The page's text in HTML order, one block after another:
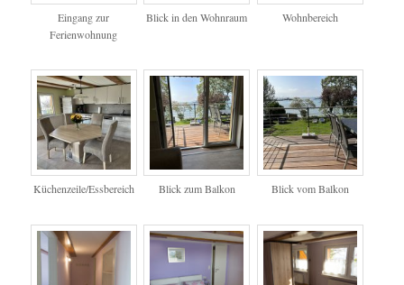
Eingang zur
Ferienwohnung
Blick in den Wohnraum Wohnbereich
Küchenzeile/Essbereich Blick zum Balkon Blick vom Balkon